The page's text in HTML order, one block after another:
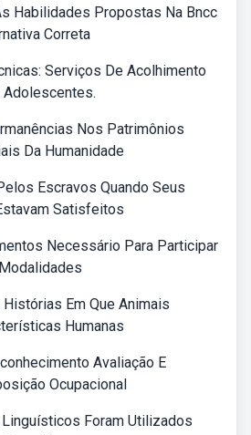
Habilidades Propostas Na Bncc
Correta
Serviços De Acolhimento
Adolescentes.
Nos Patrimônios
Da Humanidade
Escravos Quando Seus
Satisfeitos
Necessário Para Participar
Em Que Animais
Humanas
Avaliação E
Ocupacional
Foram Utilizados